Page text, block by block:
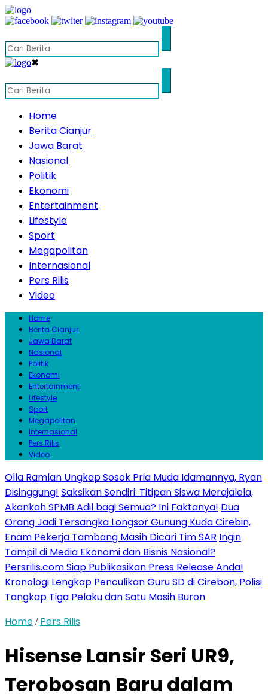
✖
Home
Berita Cianjur
Jawa Barat
Nasional
Politik
Ekonomi
Entertainment
Lifestyle
Sport
Megapolitan
Internasional
Pers Rilis
Video
Home
Berita Cianjur
Jawa Barat
Nasional
Politik
Ekonomi
Entertainment
Lifestyle
Sport
Megapolitan
Internasional
Pers Rilis
Video
Olla Ramlan Ungkap Sosok Pria Muda Idamannya, Ryan
Disinggung! Saksikan Sendiri: Titipan Siswa Merajalela,
Akankah SPMB Adil bagi Semua? Ini Faktanya! Dua
Orang Jadi Tersangka Longsor Gunung Kuda Cirebin,
Enam Pekerja Tambang Masih Dicari Tim SAR Ingin
Tampil di Media Ekonomi dan Bisnis Nasional?
Persrilis.com Siap Publikasikan Press Release Anda!
Kronologi Lengkap Penculikan Guru SD di Cirebon, Polisi
Tangkap Tiga Pelaku dan Satu Masih Buron
Home / Pers Rilis
Hisense Lansir Seri UR9,
Terobosan Baru dalam